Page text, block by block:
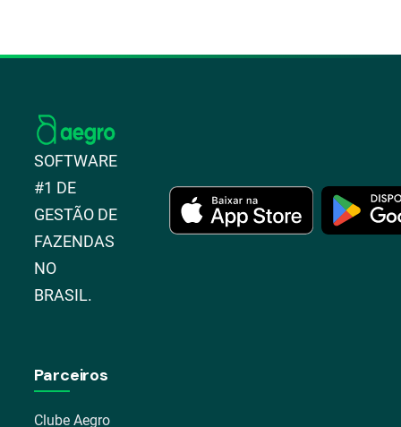
SOFTWARE
#1 DE
GESTÃO DE
FAZENDAS
NO
BRASIL.
Parceiros
Clube Aegro